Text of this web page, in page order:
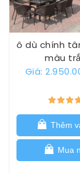
ô dù chính
màu
Giá:
Thêm
Mua